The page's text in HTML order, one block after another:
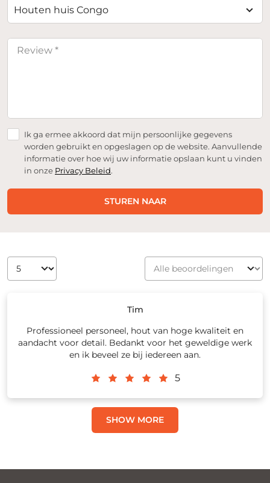
Houten huis Congo
Ik ga ermee akkoord dat mijn persoonlijke gegevens
worden gebruikt en opgeslagen op de website. Aanvullende
informatie over hoe wij uw informatie opslaan kunt u vinden
in onze Privacy Beleid.
STUREN NAAR
Tim
Professioneel personeel, hout van hoge kwaliteit en
aandacht voor detail. Bedankt voor het geweldige werk
en ik beveel ze bij iedereen aan.
5
SHOW MORE